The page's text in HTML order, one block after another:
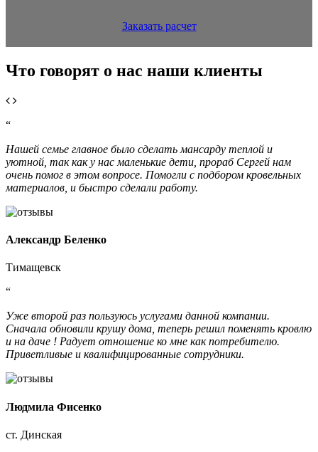
Заказать расчет
Что говорят о нас наши клиенты
“
Нашей семье главное было сделать мансарду теплой и
уютной, так как у нас маленькие дети, прораб Сергей нам
очень помог в этом вопросе. Помогли с подбором кровельных
материалов, и быстро сделали работу.
Александр Беленко
Тимащевск
“
Уже второй раз пользуюсь услугами данной компании.
Сначала обновили крушу дома, теперь решил поменять кровлю
и на даче ! Радует отношение ко мне как потребителю.
Приветливые и квалифицированные сотрудники.
Людмила Фисенко
ст. Динская